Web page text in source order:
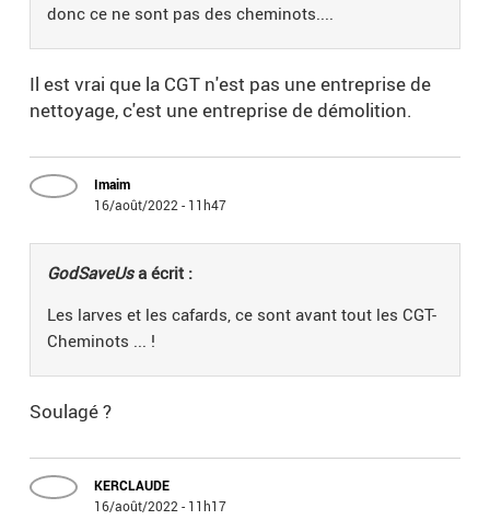
donc ce ne sont pas des cheminots....
Il est vrai que la CGT n'est pas une entreprise de
nettoyage, c'est une entreprise de démolition.
Imaim
16/août/2022 - 11h47
GodSaveUsa écrit :
Les larves et les cafards, ce sont avant tout les CGT-
Cheminots ... !
Soulagé ?
KERCLAUDE
16/août/2022 - 11h17